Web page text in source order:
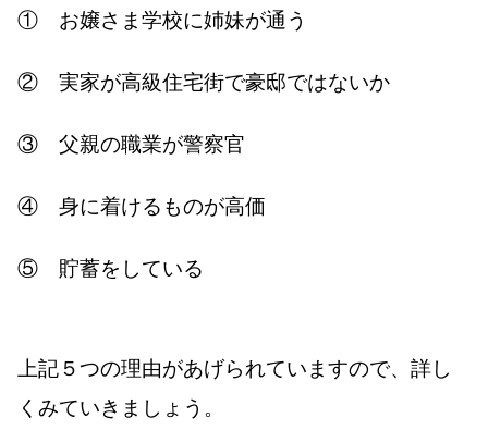
① お嬢さま学校に姉妹が通う
② 実家が高級住宅街で豪邸ではないか
③ 父親の職業が警察官
④ 身に着けるものが高価
⑤ 貯蓄をしている
上記５つの理由があげられていますので、詳し
くみていきましょう。